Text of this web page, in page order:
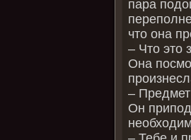
пара
что она
– Что это
Она
–
Он